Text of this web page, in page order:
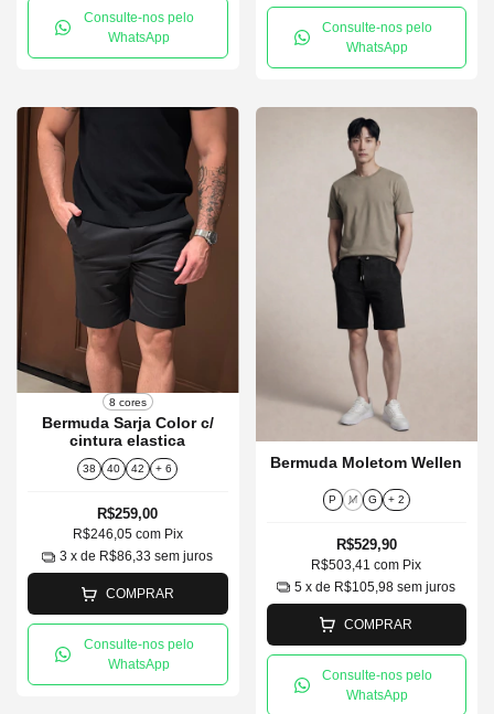
Consulte-nos pelo
WhatsApp
Consulte-nos pelo
WhatsApp
8 cores
Bermuda Sarja Color c/
cintura elastica
38 40 42 + 6
R$259,00
R$246,05 com Pix
3 x de R$86,33 sem juros
COMPRAR
Consulte-nos pelo
WhatsApp
Bermuda Moletom Wellen
P M G + 2
R$529,90
R$503,41com Pix
5 x de R$105,98 sem juros
COMPRAR
Consulte-nos pelo
WhatsApp